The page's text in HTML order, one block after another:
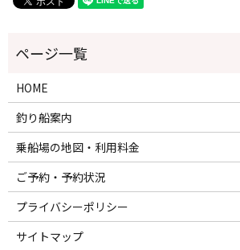
HOME
釣り船案内
乗船場の地図・利用料金
ご予約・予約状況
プライバシーポリシー
サイトマップ